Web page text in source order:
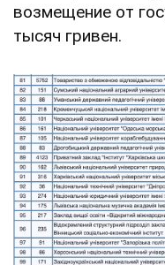
возмещение от
тысяч гривен.